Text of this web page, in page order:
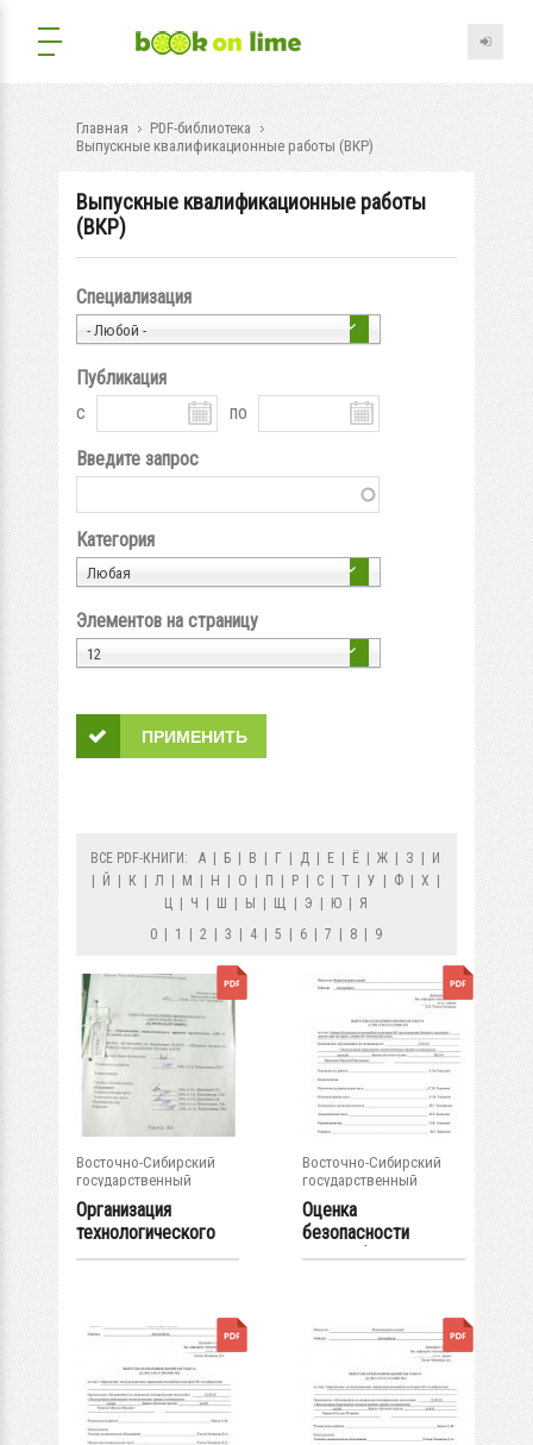
Главная
PDF-библиотека
Выпускные квалификационные работы (ВКР)
Выпускные квалификационные работы
(ВКР)
Специализация
- Любой -
Публикация
с
по
Введите запрос
Категория
Любая
Элементов на страницу
12
ВСЕ PDF-КНИГИ: А Б В Г Д Е Ё Ж З
И
Й К Л М Н О П Р С Т У Ф Х
Ц
Ч Ш Ы Щ Э Ю
Я
0
1 2 3 4 5 6 7 8 9
Восточно-Сибирский
государственный
университет...
Организация
технологического
процесса...
Восточно-Сибирский
государственный
университет...
Оценка
безопасности
автомобиля